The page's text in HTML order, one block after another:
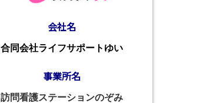
会社名
合同会社ライフサポートゆい
事業所名
訪問看護ステーションのぞみ